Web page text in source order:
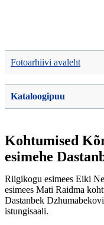
Fotoarhiivi avaleht
Kataloogipuu
Kohtumised
esimehe
Riigikogu esimees Eiki
esimees Mati Raidma
Dastanbek
istungisaali.